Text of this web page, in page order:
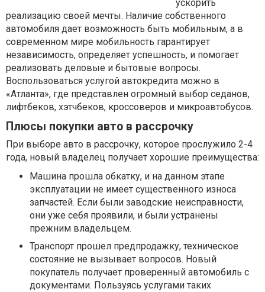
ускорить
реализацию своей мечты. Наличие собственного
автомобиля дает возможность быть мобильным, а в
современном мире мобильность гарантирует
независимость, определяет успешность, и помогает
реализовать деловые и бытовые вопросы.
Воспользоваться услугой автокредита можно в
«Атланта», где представлен огромный выбор седанов,
лифтбеков, хэтчбеков, кроссоверов и микроавтобусов.
Плюсы покупки авто в рассрочку
При выборе авто в рассрочку, которое прослужило 2-4
года, новый владелец получает хорошие преимущества:
Машина прошла обкатку, и на данном этапе
эксплуатации не имеет существенного износа
запчастей. Если были заводские неисправности,
они уже себя проявили, и были устранены
прежним владельцем.
Транспорт прошел предпродажку, техническое
состояние не вызывает вопросов. Новый
покупатель получает проверенный автомобиль с
документами. Пользуясь услугами таких